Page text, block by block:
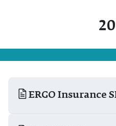
ERGO Insurance